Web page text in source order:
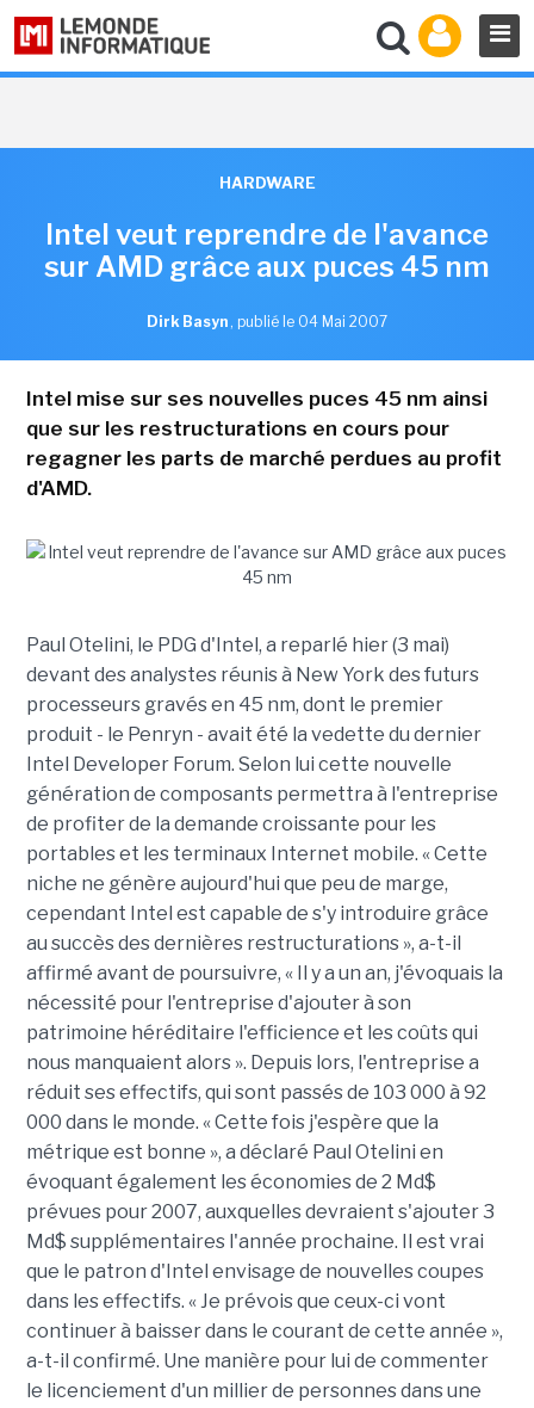
HARDWARE
Intel veut reprendre de l'avance
sur AMD grâce aux puces 45 nm
Dirk Basyn , publié le 04 Mai 2007
Intel mise sur ses nouvelles puces 45 nm ainsi
que sur les restructurations en cours pour
regagner les parts de marché perdues au profit
d'AMD.
Paul Otelini, le PDG d'Intel, a reparlé hier (3 mai)
devant des analystes réunis à New York des futurs
processeurs gravés en 45 nm, dont le premier
produit - le Penryn - avait été la vedette du dernier
Intel Developer Forum. Selon lui cette nouvelle
génération de composants permettra à l'entreprise
de profiter de la demande croissante pour les
portables et les terminaux Internet mobile. « Cette
niche ne génère aujourd'hui que peu de marge,
cependant Intel est capable de s'y introduire grâce
au succès des dernières restructurations », a-t-il
affirmé avant de poursuivre, « Il y a un an, j'évoquais la
nécessité pour l'entreprise d'ajouter à son
patrimoine héréditaire l'efficience et les coûts qui
nous manquaient alors ». Depuis lors, l'entreprise a
réduit ses effectifs, qui sont passés de 103 000 à 92
000 dans le monde. « Cette fois j'espère que la
métrique est bonne », a déclaré Paul Otelini en
évoquant également les économies de 2 Md$
prévues pour 2007, auxquelles devraient s'ajouter 3
Md$ supplémentaires l'année prochaine. Il est vrai
que le patron d'Intel envisage de nouvelles coupes
dans les effectifs. « Je prévois que ceux-ci vont
continuer à baisser dans le courant de cette année »,
a-t-il confirmé. Une manière pour lui de commenter
le licenciement d'un millier de personnes dans une